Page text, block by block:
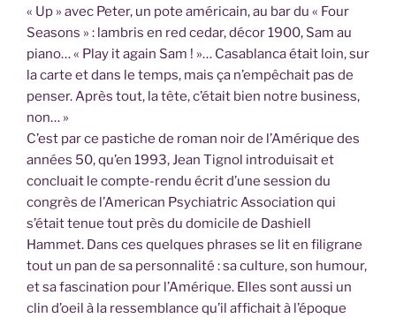
« Up » avec Peter, un pote américain, au bar du « Four
Seasons » : lambris en red cedar, décor 1900, Sam au
piano… « Play it again Sam ! »… Casablanca était loin, sur
la carte et dans le temps, mais ça n’empêchait pas de
penser. Après tout, la tête, c’était bien notre business,
non… »
C’est par ce pastiche de roman noir de l’Amérique des
années 50, qu’en 1993, Jean Tignol introduisait et
concluait le compte-rendu écrit d’une session du
congrès de l’American Psychiatric Association qui
s’était tenue tout près du domicile de Dashiell
Hammet. Dans ces quelques phrases se lit en filigrane
tout un pan de sa personnalité : sa culture, son humour,
et sa fascination pour l’Amérique. Elles sont aussi un
clin d’oeil à la ressemblance qu’il affichait à l’époque